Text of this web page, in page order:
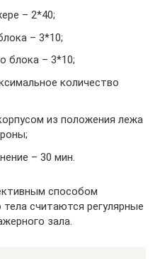
– 2*40;
– 3*10;
блока – 3*10;
количество
из положения лежа
– 30 мин.
способом
считаются регулярные
зала.